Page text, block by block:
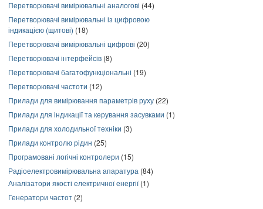
Перетворювачі вимірювальні аналогові (44)
Перетворювачі вимірювальні із цифровою
індикацією (щитові) (18)
Перетворювачі вимірювальні цифрові (20)
Перетворювачі інтерфейсів (8)
Перетворювачі багатофункціональні (19)
Перетворювачі частоти (12)
Прилади для вимірювання параметрів руху (22)
Прилади для індикації та керування засувками (1)
Прилади для холодильної техніки (3)
Прилади контролю рідин (25)
Програмовані логічні контролери (15)
Радіоелектровимірювальна апаратура (84)
Аналізатори якості електричної енергії(1)
Генератори частот (2)